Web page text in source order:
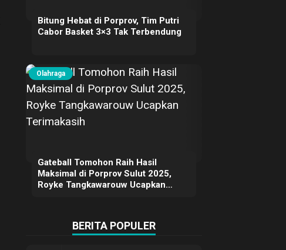
Bitung Hebat di Porprov, Tim Putri
Cabor Basket 3×3 Tak Terbendung
Olahraga
Gateball Tomohon Raih Hasil
Maksimal di Porprov Sulut 2025,
Royke Tangkawarouw Ucapkan
BERITA POPULER